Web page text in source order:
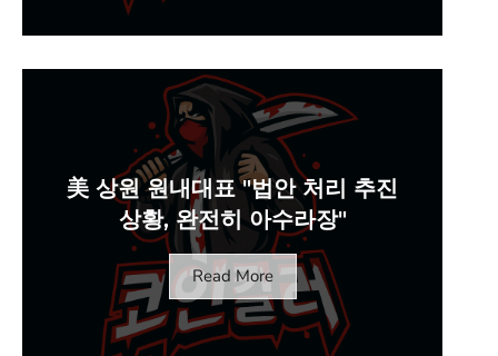
美 상원 원내대표 "법안 처리 추진
상황, 완전히 아수라장"
Read More